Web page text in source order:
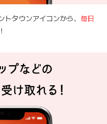
タウンアイコンから、 毎日